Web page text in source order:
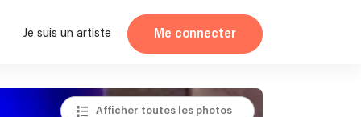
Je suis un artiste Me connecter
Afficher toutes les photos